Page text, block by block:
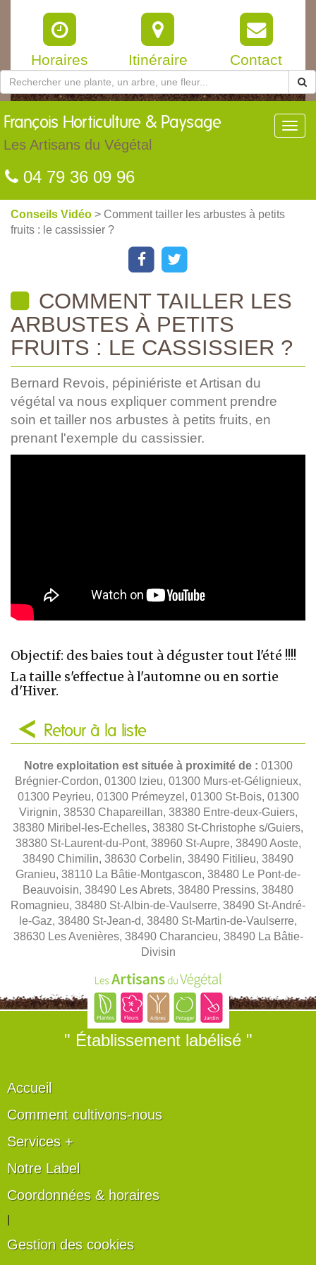
Horaires Itinéraire Contact
François Horticulture & Paysage
Les Artisans du Végétal
04 79 36 09 96
Conseils Vidéo > Comment tailler les arbustes à petits
fruits : le cassissier ?
COMMENT TAILLER LES
ARBUSTES À PETITS
FRUITS : LE CASSISSIER ?
Bernard Revois, pépiniériste et Artisan du
végétal va nous expliquer comment prendre
soin et tailler nos arbustes à petits fruits, en
prenant l'exemple du cassissier.
Objectif: des baies tout à déguster tout l'été !!!!
La taille s'effectue à l'automne ou en sortie
d'Hiver.
Retour à la liste
Notre exploitation est située à proximité de : 01300
Brégnier-Cordon, 01300 Izieu, 01300 Murs-et-Gélignieux,
01300 Peyrieu, 01300 Prémeyzel, 01300 St-Bois, 01300
Virignin, 38530 Chapareillan, 38380 Entre-deux-Guiers,
38380 Miribel-les-Echelles, 38380 St-Christophe s/Guiers,
38380 St-Laurent-du-Pont, 38960 St-Aupre, 38490 Aoste,
38490 Chimilin, 38630 Corbelin, 38490 Fitilieu, 38490
Granieu, 38110 La Bâtie-Montgascon, 38480 Le Pont-de-
Beauvoisin, 38490 Les Abrets, 38480 Pressins, 38480
Romagnieu, 38480 St-Albin-de-Vaulserre, 38490 St-André-
le-Gaz, 38480 St-Jean-d, 38480 St-Martin-de-Vaulserre,
38630 Les Avenières, 38490 Charancieu, 38490 La Bâtie-
Divisin
" Établissement labélisé "
Accueil
Comment cultivons-nous
Services +
Notre Label
Coordonnées & horaires
Gestion des cookies